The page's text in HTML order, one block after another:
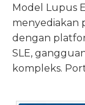
Model Lupus
menyediakan
dengan
SLE,
kompleks.
(NZB/W F1,
mewakili